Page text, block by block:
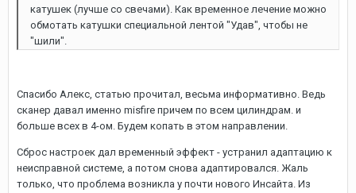
катушек (лучше со свечами). Как временное лечение можно
обмотать катушки специальной лентой "Удав", чтобы не
"шили".
Спасибо Алекс, статью прочитал, весьма информативно. Ведь
сканер давал именно misfire причем по всем цилиндрам. и
больше всех в 4-ом. Будем копать в этом направлении.
Сброс настроек дал временный эффект - устранил адаптацию к
неисправной системе, а потом снова адаптировался. Жаль
только, что проблема возникла у почти нового Инсайта. Из